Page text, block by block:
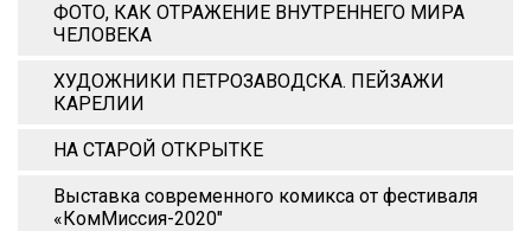
ФОТО, КАК ОТРАЖЕНИЕ ВНУТРЕННЕГО МИРА
ЧЕЛОВЕКА
ХУДОЖНИКИ ПЕТРОЗАВОДСКА. ПЕЙЗАЖИ
КАРЕЛИИ
НА СТАРОЙ ОТКРЫТКЕ
Выставка современного комикса от фестиваля
«КомМиссия-2020"